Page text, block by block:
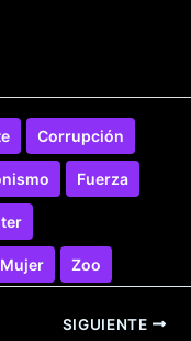
Corrupción
Fuerza
Zoo
SIGUIENTE